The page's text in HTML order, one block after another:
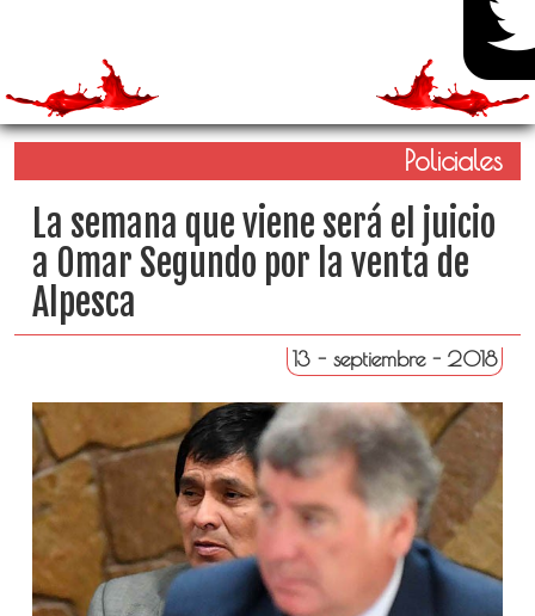
Policiales
La semana que viene será el juicio
a Omar Segundo por la venta de
Alpesca
13 - septiembre - 2018